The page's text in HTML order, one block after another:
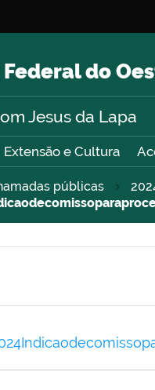
do
Jesus da Lapa
Extensão e Cultura
públicas